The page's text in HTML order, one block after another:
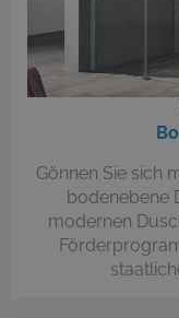
Gönnen Sie sich
bodenebene
modernen